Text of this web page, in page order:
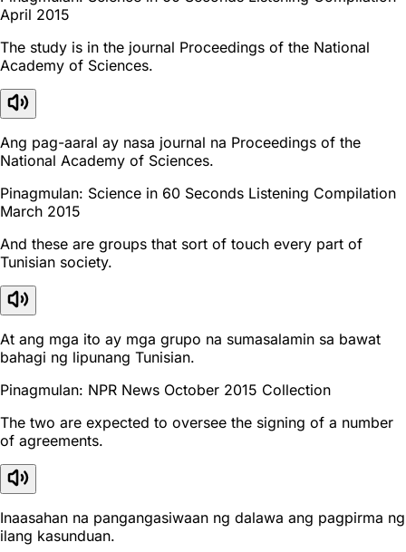
April 2015
The study is in the journal Proceedings of the National
Academy of Sciences.
Ang pag-aaral ay nasa journal na Proceedings of the
National Academy of Sciences.
Pinagmulan: Science in 60 Seconds Listening Compilation
March 2015
And these are groups that sort of touch every part of
Tunisian society.
At ang mga ito ay mga grupo na sumasalamin sa bawat
bahagi ng lipunang Tunisian.
Pinagmulan: NPR News October 2015 Collection
The two are expected to oversee the signing of a number
of agreements.
Inaasahan na pangangasiwaan ng dalawa ang pagpirma ng
ilang kasunduan.